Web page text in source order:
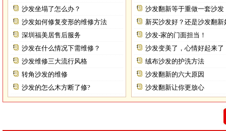
沙发坐塌了怎么办？
沙发如何修复变形的维修方法
深圳福美居售后服务
沙发在什么情况下需维修？
沙发维修三大流行风格
转角沙发的维修
沙发的怎么木方断了修?
沙发翻新等于重做一套沙发
新买沙发好？还是沙发翻新
沙发-家的门面担当！
沙发变美了，心情好起来了
绒布沙发的护洗方法
沙发翻新的六大原因
沙发翻新让你更放心